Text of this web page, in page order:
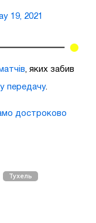
19, 2021
, яких забив
передачу.
достроково
Тухель